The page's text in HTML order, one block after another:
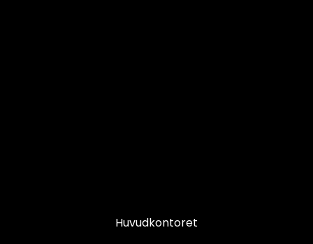
Huvudkontoret